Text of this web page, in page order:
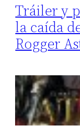
Tráiler y
la caída
Rogger